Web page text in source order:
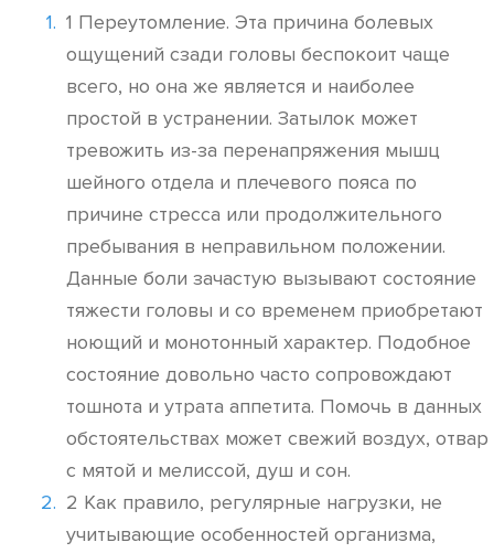
1 Переутомление. Эта причина болевых
ощущений сзади головы беспокоит чаще
всего, но она же является и наиболее
простой в устранении. Затылок может
тревожить из-за перенапряжения мышц
шейного отдела и плечевого пояса по
причине стресса или продолжительного
пребывания в неправильном положении.
Данные боли зачастую вызывают состояние
тяжести головы и со временем приобретают
ноющий и монотонный характер. Подобное
состояние довольно часто сопровождают
тошнота и утрата аппетита. Помочь в данных
обстоятельствах может свежий воздух, отвар
с мятой и мелиссой, душ и сон.
2 Как правило, регулярные нагрузки, не
учитывающие особенностей организма,